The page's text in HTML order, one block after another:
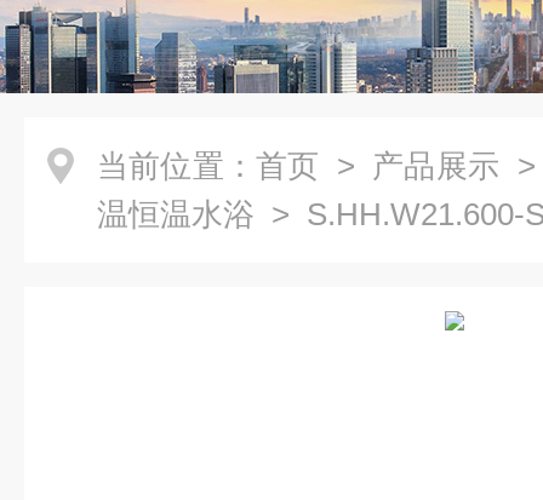
当前位置： 首页 > 产品展示
温恒温水浴 > S.HH.W21.600-